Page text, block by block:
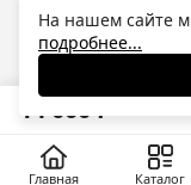
14 000 ₽
Главная Каталог
ресурсе применяются
технологии
анализа сведений,
«Интернет», находящихся
На нашем сайте
подробнее...